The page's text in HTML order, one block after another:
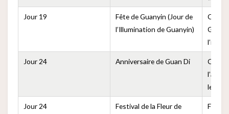
Jour 19
Fête de Guanyin (Jour de
l’Illumination de Guanyin)
Jour 24 Anniversaire de Guan Di
le
Jour 24
Festival de la Fleur de